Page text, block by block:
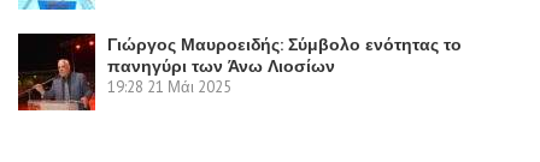
Γιώργος Μαυροειδής: Σύμβολο ενότητας το
πανηγύρι των Άνω Λιοσίων
19:28 21 Μάι 2025